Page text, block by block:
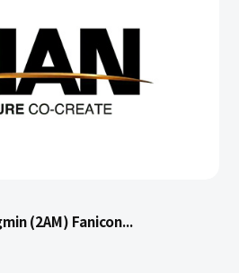
(2AM) Fanicon...